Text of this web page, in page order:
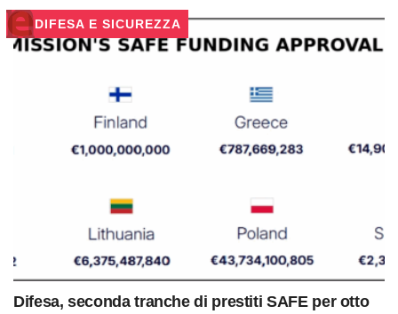
DIFESA E SICUREZZA
Difesa, seconda tranche di prestiti SAFE per otto